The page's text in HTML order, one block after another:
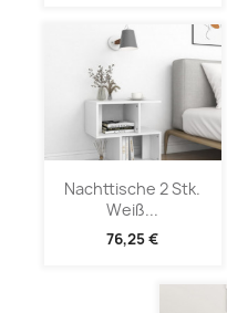
Nachttische 2 Stk.
Weiß...
76,25 €